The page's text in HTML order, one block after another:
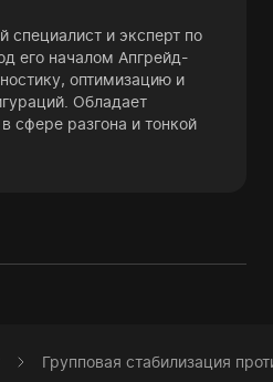
специалист и эксперт по
его началом Апгрейд-
оптимизацию и
Обладает
сфере разгона и тонкой
Групповая стабилизация